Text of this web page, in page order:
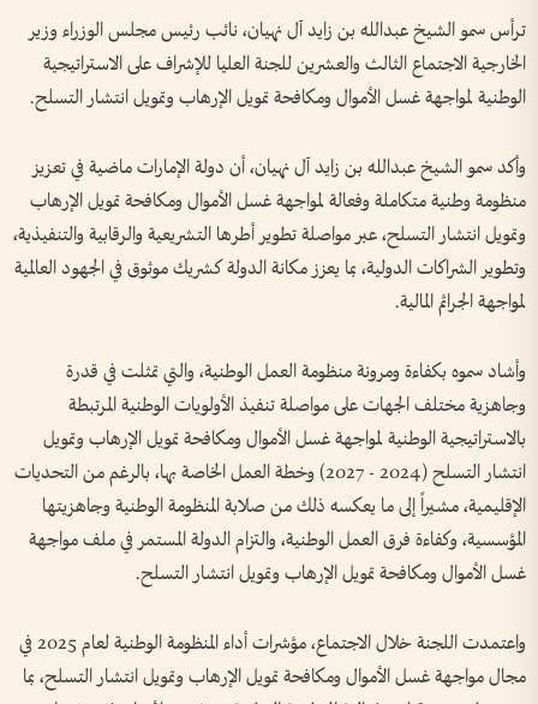
ترأس سمو الشيخ عبدالله بن زايد آل نهيان، نائب رئيس مجلس الوزراء وزير
الخارجية الاجتماع الثالث والعشرين للجنة العليا للإشراف على الاستراتيجية
الوطنية لمواجهة غسل الأموال ومكافحة تمويل الإرهاب وتمويل انتشار التسلح.
وأكد سمو الشيخ عبدالله بن زايد آل نهيان، أن دولة الإمارات ماضية في تعزيز
منظومة وطنية متكاملة وفعالة لمواجهة غسل الأموال ومكافحة تمويل الإرهاب
وتمويل انتشار التسلح، عبر مواصلة تطوير أطرها التشريعية والرقابية والتنفيذية،
وتطوير الشراكات الدولية، بما يعزز مكانة الدولة كشريك موثوق في الجهود العالمية
لمواجهة الجرائم المالية.
وأشاد سموه بكفاءة ومرونة منظومة العمل الوطنية، والتي تمثلت في قدرة
وجاهزية مختلف الجهات على مواصلة تنفيذ الأولويات الوطنية المرتبطة
بالاستراتيجية الوطنية لمواجهة غسل الأموال ومكافحة تمويل الإرهاب وتمويل
انتشار التسلح (2024 - 2027) وخطة العمل الخاصة بها، بالرغم من التحديات
الإقليمية، مشيراً إلى ما يعكسه ذلك من صلابة المنظومة الوطنية وجاهزيتها
المؤسسية، وكفاءة فرق العمل الوطنية، والتزام الدولة المستمر في ملف مواجهة
غسل الأموال ومكافحة تمويل الإرهاب وتمويل انتشار التسلح.
واعتمدت اللجنة خلال الاجتماع، مؤشرات أداء المنظومة الوطنية لعام 2025 في
مجال مواجهة غسل الأموال ومكافحة تمويل الإرهاب وتمويل انتشار التسلح، بما